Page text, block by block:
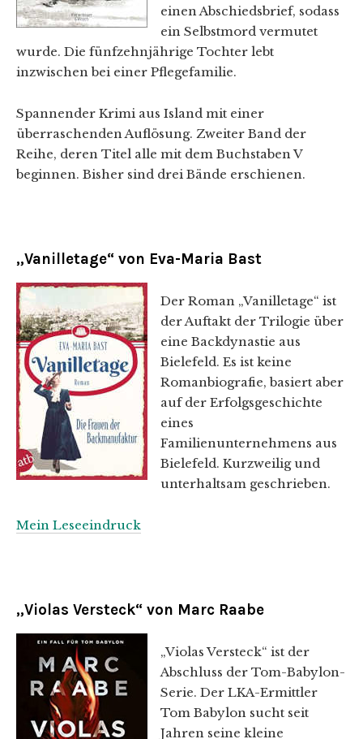
einen Abschiedsbrief, sodass
ein Selbstmord vermutet
wurde. Die fünfzehnjährige Tochter lebt
inzwischen bei einer Pflegefamilie.
Spannender Krimi aus Island mit einer
überraschenden Auflösung. Zweiter Band der
Reihe, deren Titel alle mit dem Buchstaben V
beginnen. Bisher sind drei Bände erschienen.
„Vanilletage“ von Eva-Maria Bast
Der Roman „Vanilletage“ ist
der Auftakt der Trilogie über
eine Backdynastie aus
Bielefeld. Es ist keine
Romanbiografie, basiert aber
auf der Erfolgsgeschichte
eines
Familienunternehmens aus
Bielefeld. Kurzweilig und
unterhaltsam geschrieben.
Mein Leseeindruck
„Violas Versteck“ von Marc Raabe
„Violas Versteck“ ist der
Abschluss der Tom-Babylon-
Serie. Der LKA-Ermittler
Tom Babylon sucht seit
Jahren seine kleine